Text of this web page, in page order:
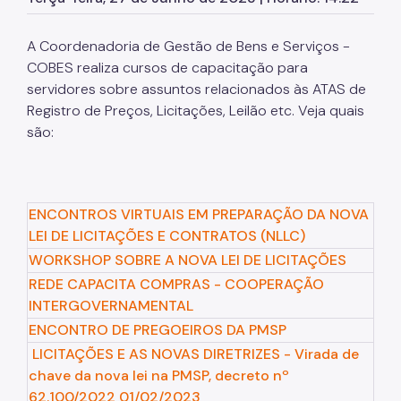
Boletim de Ofertas da Administração
Patrimônio Imobiliário Municipal
Portal do Servidor
Estágio
Programa Ressignificando o Trabalho
Pontos de Afeto
Carreiras
Assessoria de Relações de Trabalho
Arquivo Público
A Coordenadoria de Gestão de Bens e Serviços -
COBES realiza cursos de capacitação para
servidores sobre assuntos relacionados às ATAS de
Registro de Preços, Licitações, Leilão etc. Veja quais
são:
ENCONTROS VIRTUAIS EM PREPARAÇÃO DA NOVA
LEI DE LICITAÇÕES E CONTRATOS (NLLC)
WORKSHOP SOBRE A NOVA LEI DE LICITAÇÕES
REDE CAPACITA COMPRAS - COOPERAÇÃO
INTERGOVERNAMENTAL
ENCONTRO DE PREGOEIROS DA PMSP
LICITAÇÕES E AS NOVAS DIRETRIZES - Virada de
chave da nova lei na PMSP, decreto nº
62.100/2022 01/02/2023